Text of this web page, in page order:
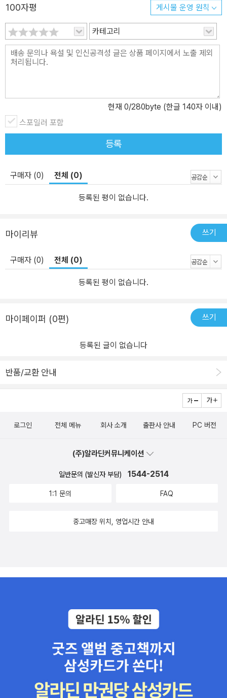
100자평 게시물 운영 원칙
카테고리
현재 0/280byte (한글 140자 이내)
스포일러 포함
등록
구매자 (0) 전체 (0)
등록된 평이 없습니다.
마이리뷰 쓰기
구매자 (0) 전체 (0)
등록된 평이 없습니다.
마이페이퍼 (0편) 쓰기
등록된 글이 없습니다
반품/교환 안내
로그인 전체 메뉴 회사 소개 출판사 안내 PC 버전
(주)알라딘커뮤니케이션
일반문의 (발신자 부담) 1544-2514
1:1 문의 FAQ
중고매장 위치, 영업시간 안내